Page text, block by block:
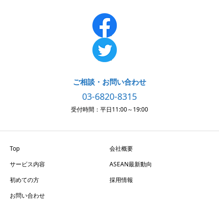
ご相談・お問い合わせ
03-6820-8315
受付時間：平日11:00～19:00
Top
会社概要
サービス内容
ASEAN最新動向
初めての方
採用情報
お問い合わせ